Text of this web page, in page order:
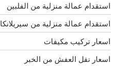
استقدام عمالة منزلية من الفلبين
استقدام عمالة منزلية من سيريلانكا
اسعار تركيب مكيفات
اسعار نقل العفش من الخبر